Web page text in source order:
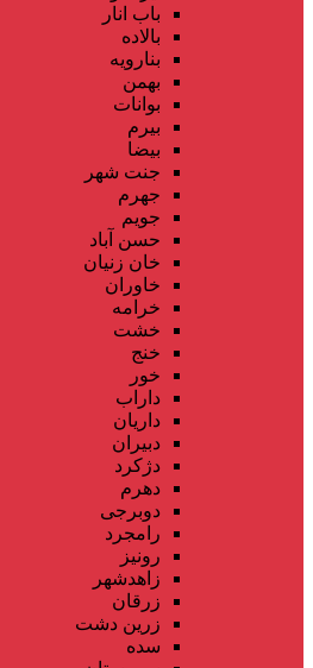
باب انار
بالاده
بنارویه
بهمن
بوانات
بیرم
بیضا
جنت شهر
جهرم
جویم
حسن آباد
خان زنیان
خاوران
خرامه
خشت
خنج
خور
داراب
داریان
دبیران
دژکرد
دهرم
دوبرجی
رامجرد
رونیز
زاهدشهر
زرقان
زرین دشت
سده